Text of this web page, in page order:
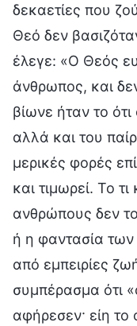
δεκαετίες που
Θεό δεν
έλεγε: «Ο Θεός
άνθρωπος, και
βίωνε ήταν το
αλλά και του
μερικές φορές
και τιμωρεί. Το
ανθρώπους δεν
ή η φαντασία
από εμπειρίες
συμπέρασμα ότι
αφήρεσεν· είη